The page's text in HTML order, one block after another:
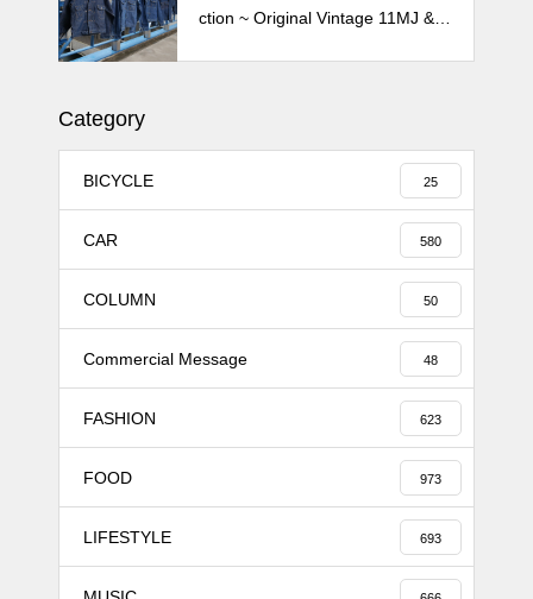
ction ~ Original Vintage 11MJ & 1
Category
BICYCLE 25
CAR 580
COLUMN 50
Commercial Message 48
FASHION 623
FOOD 973
LIFESTYLE 693